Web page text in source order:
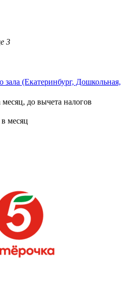
3
зала (Екатеринбург, Дошкольная,
месяц, до вычета налогов
месяц